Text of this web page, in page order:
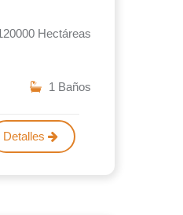
Hectáreas
1 Baños
Detalles